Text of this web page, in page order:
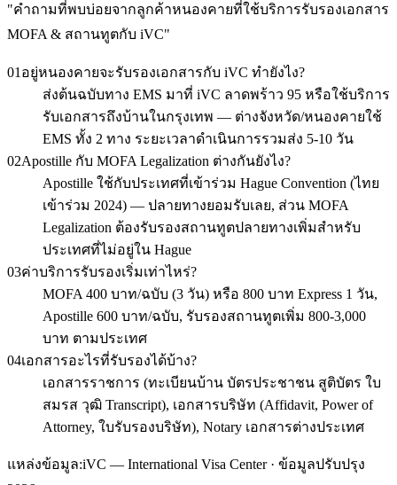
"คำถามที่พบบ่อยจากลูกค้าหนองคายที่ใช้บริการรับรองเอกสาร
MOFA & สถานทูตกับ iVC"
01 อยู่หนองคายจะรับรองเอกสารกับ iVC ทำยังไง?
ส่งต้นฉบับทาง EMS มาที่ iVC ลาดพร้าว 95 หรือใช้บริการ
รับเอกสารถึงบ้านในกรุงเทพ — ต่างจังหวัด/หนองคายใช้
EMS ทั้ง 2 ทาง ระยะเวลาดำเนินการรวมส่ง 5-10 วัน
02Apostille กับ MOFA Legalization ต่างกันยังไง?
Apostille ใช้กับประเทศที่เข้าร่วม Hague Convention (ไทย
เข้าร่วม 2024) — ปลายทางยอมรับเลย, ส่วน MOFA
Legalization ต้องรับรองสถานทูตปลายทางเพิ่มสำหรับ
ประเทศที่ไม่อยู่ใน Hague
03ค่าบริการรับรองเริ่มเท่าไหร่?
MOFA 400 บาท/ฉบับ (3 วัน) หรือ 800 บาท Express 1 วัน,
Apostille 600 บาท/ฉบับ, รับรองสถานทูตเพิ่ม 800-3,000
บาท ตามประเทศ
04เอกสารอะไรที่รับรองได้บ้าง?
เอกสารราชการ (ทะเบียนบ้าน บัตรประชาชน สูติบัตร ใบ
สมรส วุฒิ Transcript), เอกสารบริษัท (Affidavit, Power of
Attorney, ใบรับรองบริษัท), Notary เอกสารต่างประเทศ
แหล่งข้อมูล:iVC — International Visa Center · ข้อมูลปรับปรุง